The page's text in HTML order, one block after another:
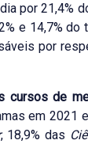
por 21,4%
e 14,7%
por
cursos de
em 2021
, 18,9% das